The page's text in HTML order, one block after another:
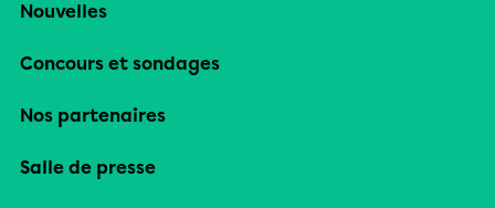
Nouvelles
Concours et sondages
Nos partenaires
Salle de presse